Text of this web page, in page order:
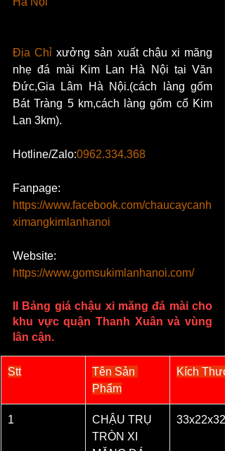
Địa Chỉ xưởng sản xuất chậu xi măng
nhẹ đá mài Kim Lan Hà Nội tại Văn
Đức,Gia Lâm Hà Nội.(cách làng gốm
Bát Tràng 5 km,cách làng gốm cổ Kim
Lan 3km).
Hotline/Zalo:0962.334.368
https://www.facebook.com/chaucaycanh
ximangkimlanhanoi
https://www.gomsukimlanhanoi.com/
II Bảng giá chậu xi măng đá mài cho
khu vực quận Thanh Xuân và vùng
lân cận.
Stt
Tên Sản
Phẩm
Kích
1
CHẬU TRỤ
TRÒN XI
33x22x32